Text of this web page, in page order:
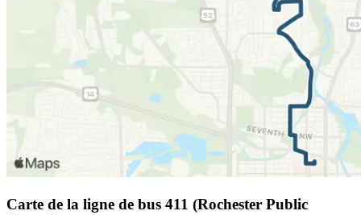
Carte de la ligne de bus 411 (Rochester Public